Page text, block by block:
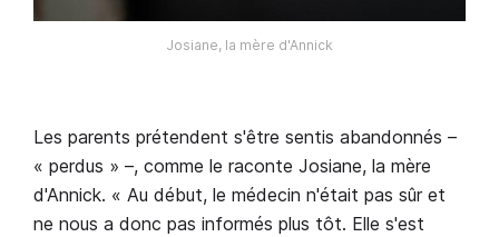
Josiane, la mère d'Annick
Les parents prétendent s'être sentis abandonnés –
« perdus » –, comme le raconte Josiane, la mère
d'Annick. « Au début, le médecin n'était pas sûr et
ne nous a donc pas informés plus tôt. Elle s'est